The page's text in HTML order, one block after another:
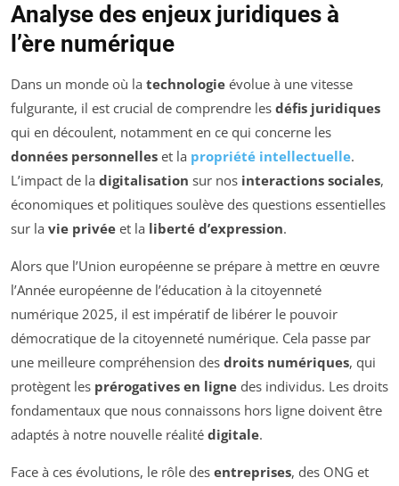
Analyse des enjeux juridiques à
l’ère numérique
Dans un monde où la technologie évolue à une vitesse
fulgurante, il est crucial de comprendre les défis juridiques
qui en découlent, notamment en ce qui concerne les
données personnelles et la propriété intellectuelle.
L’impact de la digitalisation sur nos interactions sociales,
économiques et politiques soulève des questions essentielles
sur la vie privée et la liberté d’expression.
Alors que l’Union européenne se prépare à mettre en œuvre
l’Année européenne de l’éducation à la citoyenneté
numérique 2025, il est impératif de libérer le pouvoir
démocratique de la citoyenneté numérique. Cela passe par
une meilleure compréhension des droits numériques, qui
protègent les prérogatives en ligne des individus. Les droits
fondamentaux que nous connaissons hors ligne doivent être
adaptés à notre nouvelle réalité digitale.
Face à ces évolutions, le rôle des entreprises, des ONG et